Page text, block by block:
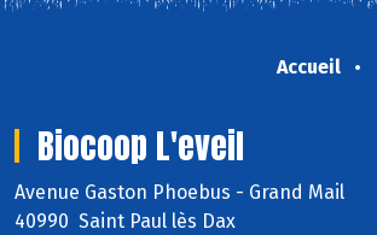
Accueil
Biocoop L'eveil
Avenue Gaston Phoebus - Grand Mail
40990 Saint Paul lès Dax